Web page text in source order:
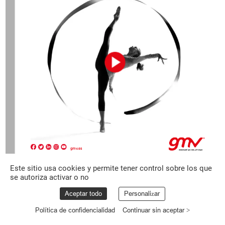
Este sitio usa cookies y permite tener control sobre los que
se autoriza activar o no
Aceptar todo Personalizar
Política de confidencialidad Continuar sin aceptar >
gmv.es